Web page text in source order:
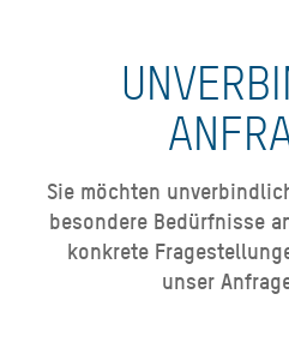
Sie möchten
besondere Bedürfnisse
konkrete
unser